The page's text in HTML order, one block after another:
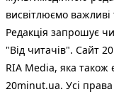
висвітлюємо важливі
Редакція запрошує
"Від читачів". Сайт
RIA Media, яка також
20minut.ua. Усі